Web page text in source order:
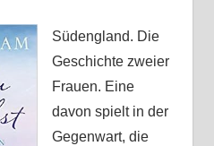
Südengland. Die
Geschichte zweier
Frauen. Eine
davon spielt in der
Gegenwart, die